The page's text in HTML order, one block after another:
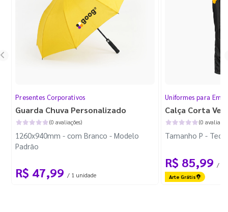
Presentes Corporativos
Guarda Chuva Personalizado
(0 avaliações)
1260x940mm - com Branco - Modelo
Padrão
R$ 47,99 / 1 unidade
Uniformes para
Calça Corta
(0
Tamanho P -
R$ 85,99 / 1
Arte Grátis